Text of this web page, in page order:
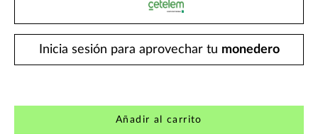
Inicia sesión para aprovechar tu monedero
Añadir al carrito